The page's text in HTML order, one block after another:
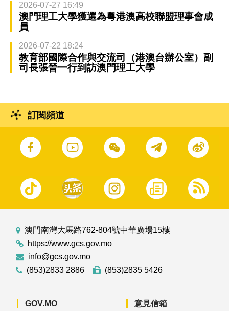
2026-07-27 16:49
澳門理工大學獲選為粵港澳高校聯盟理事會成
員
2026-07-22 18:24
教育部國際合作與交流司（港澳台辦公室）副
司長張晉一行到訪澳門理工大學
訂閱頻道
澳門南灣大馬路762-804號中華廣場15樓
https://www.gcs.gov.mo
info@gcs.gov.mo
(853)2833 2886
(853)2835 5426
GOV.MO 意見信箱